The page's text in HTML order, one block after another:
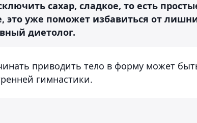
сахар, сладкое, то есть
это уже поможет избавиться от
диетолог.
приводить тело в форму может
гимнастики.